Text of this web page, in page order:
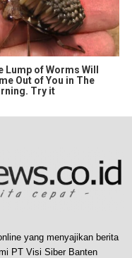
Lump of Worms Will
Out of You in The
Try it
yang menyajikan berita
PT Visi Siber Banten